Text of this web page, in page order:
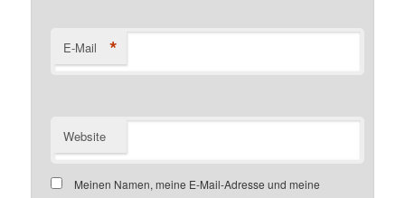
E-Mail *
Website
Meinen Namen, meine E-Mail-Adresse und meine